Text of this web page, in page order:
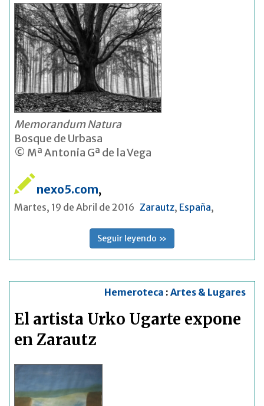
Memorandum Natura
Bosque de Urbasa
© Mª Antonia Gª de la Vega
nexo5.com,
Martes, 19 de Abril de 2016 Zarautz, España,
Seguir leyendo »
Hemeroteca : Artes & Lugares
El artista Urko Ugarte expone
en Zarautz